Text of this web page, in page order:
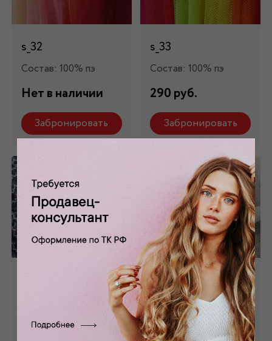
s_32
Состав: 100% пэ
Нет в наличии
Забронировать
s_33
Состав: 100% пэ
290 руб.
Забронировать
Состав: 100% пэ
Сетка-стрейч
белая С-001/1
Состав: 92% пэ, 8%
эластан